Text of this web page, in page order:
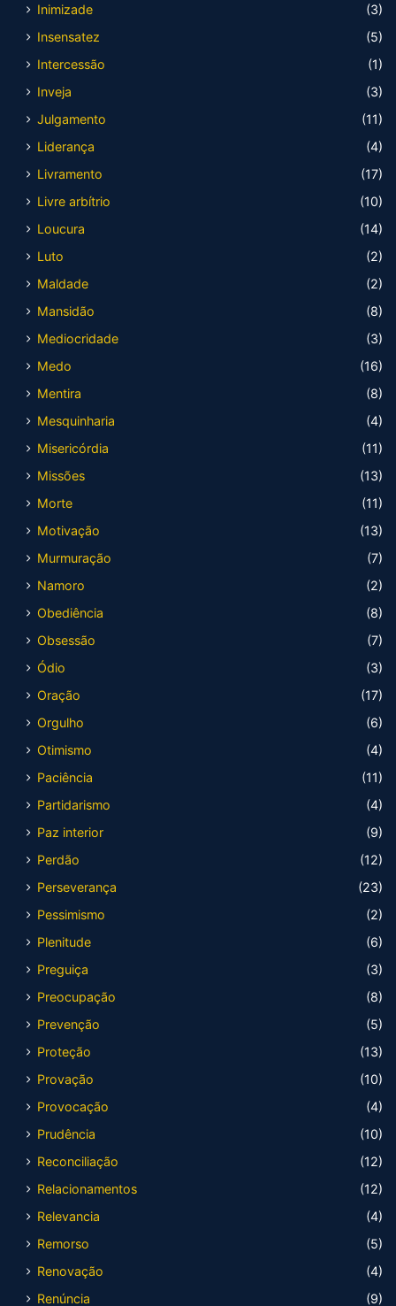
Inimizade
(3)
Insensatez
(5)
Intercessão
(1)
Inveja
(3)
Julgamento
(11)
Liderança
(4)
Livramento
(17)
Livre arbítrio
(10)
Loucura
(14)
Luto
(2)
Maldade
(2)
Mansidão
(8)
Mediocridade
(3)
Medo
(16)
Mentira
(8)
Mesquinharia
(4)
Misericórdia
(11)
Missões
(13)
Morte
(11)
Motivação
(13)
Murmuração
(7)
Namoro
(2)
Obediência
(8)
Obsessão
(7)
Ódio
(3)
Oração
(17)
Orgulho
(6)
Otimismo
(4)
Paciência
(11)
Partidarismo
(4)
Paz interior
(9)
Perdão
(12)
Perseverança
(23)
Pessimismo
(2)
Plenitude
(6)
Preguiça
(3)
Preocupação
(8)
Prevenção
(5)
Proteção
(13)
Provação
(10)
Provocação
(4)
Prudência
(10)
Reconciliação
(12)
Relacionamentos
(12)
Relevancia
(4)
Remorso
(5)
Renovação
(4)
Renúncia
(9)